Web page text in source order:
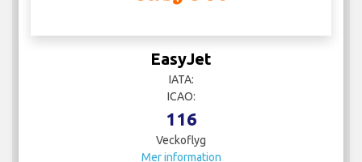
IATA:
ICAO:
116
Veckoflyg
Mer information